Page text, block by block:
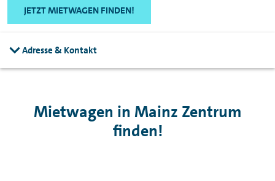
JETZT MIETWAGEN FINDEN!
Adresse & Kontakt
Mietwagen in Mainz Zentrum
finden!